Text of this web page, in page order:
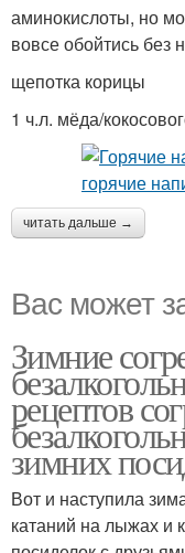
аминокислоты, но
вовсе обойтись без
щепотка корицы
1 ч.л. мёда/
читать дальше →
Вас может
Зимние
рецептов
зимних
Вот и наступила
катаний на лыжах и